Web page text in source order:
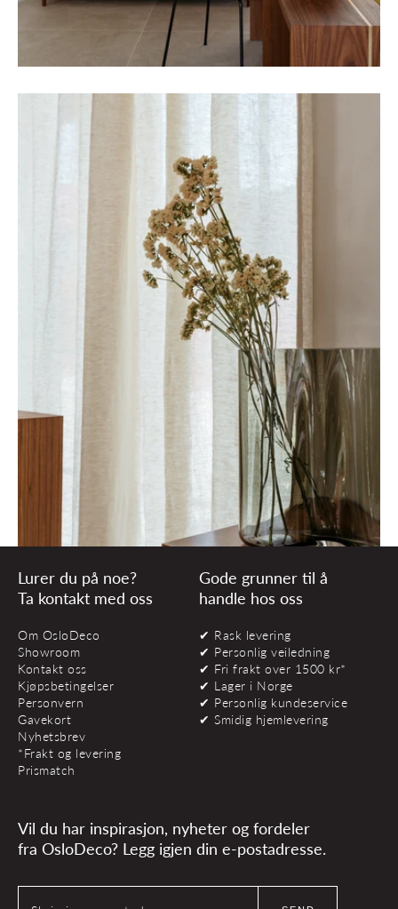
Lurer du på noe?
Ta kontakt med oss
Om OsloDeco
Showroom
Kontakt oss
Kjøpsbetingelser
Personvern
Gavekort
Nyhetsbrev
*Frakt og levering
Prismatch
Gode grunner til å
handle hos oss
✔ Rask levering
✔ Personlig veiledning
✔ Fri frakt over 1500 kr*
✔ Lager i Norge
✔ Personlig kundeservice
✔ Smidig hjemlevering
Vil du har inspirasjon, nyheter og fordeler
fra OsloDeco? Legg igjen din e-postadresse.